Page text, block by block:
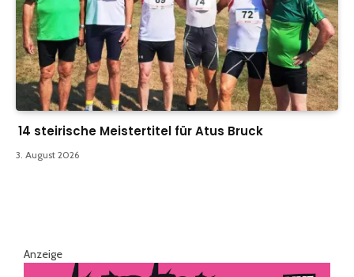
14 steirische Meistertitel für Atus Bruck
3. August 2026
Anzeige